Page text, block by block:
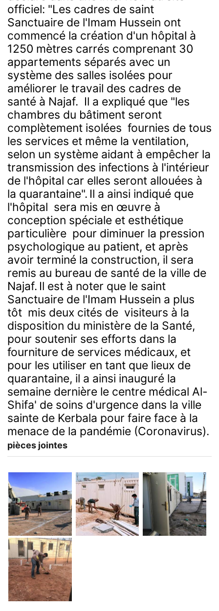
officiel: "Les cadres de saint
Sanctuaire de l'Imam Hussein ont
commencé la création d'un hôpital à
1250 mètres carrés comprenant 30
appartements séparés avec un
système des salles isolées pour
améliorer le travail des cadres de
santé à Najaf. Il a expliqué que "les
chambres du bâtiment seront
complètement isolées fournies de tous
les services et même la ventilation,
selon un système aidant à empêcher la
transmission des infections à l'intérieur
de l'hôpital car elles seront allouées à
la quarantaine". Il a ainsi indiqué que
l'hôpital sera mis en œuvre à
conception spéciale et esthétique
particulière pour diminuer la pression
psychologique au patient, et après
avoir terminé la construction, il sera
remis au bureau de santé de la ville de
Najaf. Il est à noter que le saint
Sanctuaire de l'Imam Hussein a plus
tôt mis deux cités de visiteurs à la
disposition du ministère de la Santé,
pour soutenir ses efforts dans la
fourniture de services médicaux, et
pour les utiliser en tant que lieux de
quarantaine, il a ainsi inauguré la
semaine dernière le centre médical Al-
Shifa' de soins d'urgence dans la ville
sainte de Kerbala pour faire face à la
menace de la pandémie (Coronavirus).
pièces jointes